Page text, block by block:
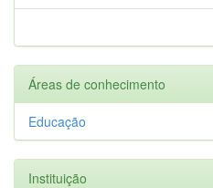
Áreas de conhecimento
Educação
Instituição